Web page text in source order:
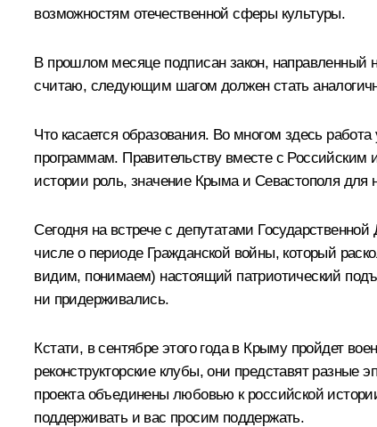
возможностям отечественной сферы культуры.
В прошлом месяце подписан закон, направленный
считаю, следующим шагом должен стать
Что касается образования. Во многом здесь
программам. Правительству вместе с Российским
истории роль, значение Крыма и Севастополя
Сегодня на встрече с депутатами
числе о периоде Гражданской войны, который
видим, понимаем) настоящий патриотический
ни придерживались.
Кстати, в сентябре этого года в Крыму пройдет
реконструкторские клубы, они представят разные
проекта объединены любовью к российской
поддерживать и вас просим поддержать.